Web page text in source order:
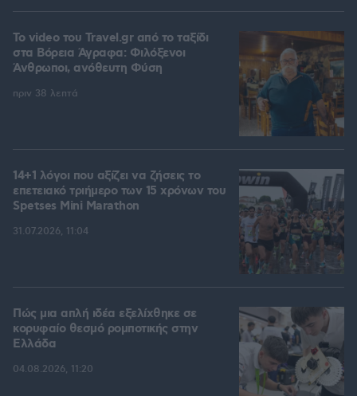
To video του Travel.gr από το ταξίδι
στα Βόρεια Άγραφα: Φιλόξενοι
Άνθρωποι, ανόθευτη Φύση
πριν 38 λεπτά
14+1 λόγοι που αξίζει να ζήσεις το
επετειακό τριήμερο των 15 χρόνων του
Spetses Mini Marathon
31.07.2026, 11:04
Πώς μια απλή ιδέα εξελίχθηκε σε
κορυφαίο θεσμό ρομποτικής στην
Ελλάδα
04.08.2026, 11:20